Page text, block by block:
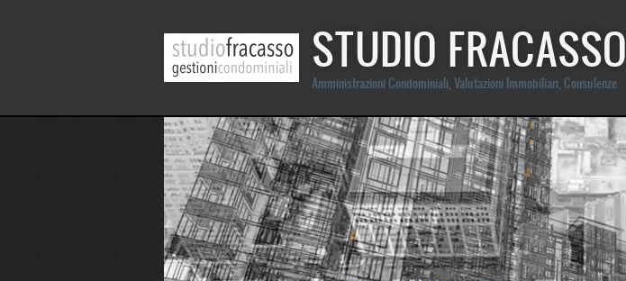
STUDIO FRACASSO
Amministrazioni Condominiali, Valutazioni Immobiliari, Consulenze